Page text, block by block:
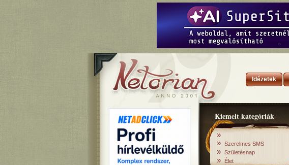
Idézetek
Kiemelt kategóriák
»
» Szerelmes SMS
» Születésnap
» Élet